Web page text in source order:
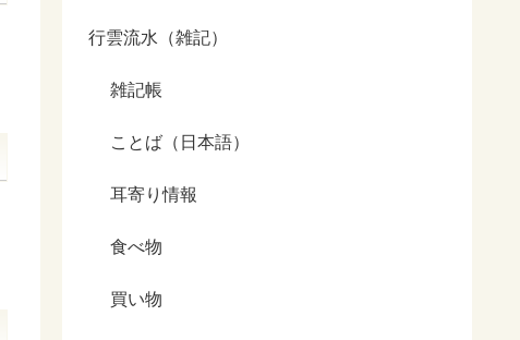
行雲流水（雑記）
雑記帳
ことば（日本語）
耳寄り情報
食べ物
買い物